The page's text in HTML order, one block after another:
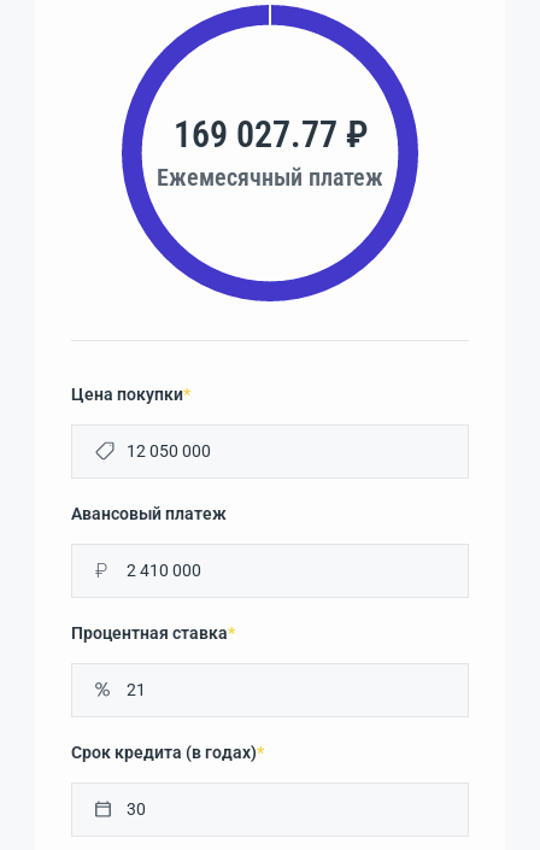
169 027.77 ₽
Ежемесячный платеж
Цена покупки*
Авансовый платеж
₽
Процентная ставка*
Срок кредита (в годах)*